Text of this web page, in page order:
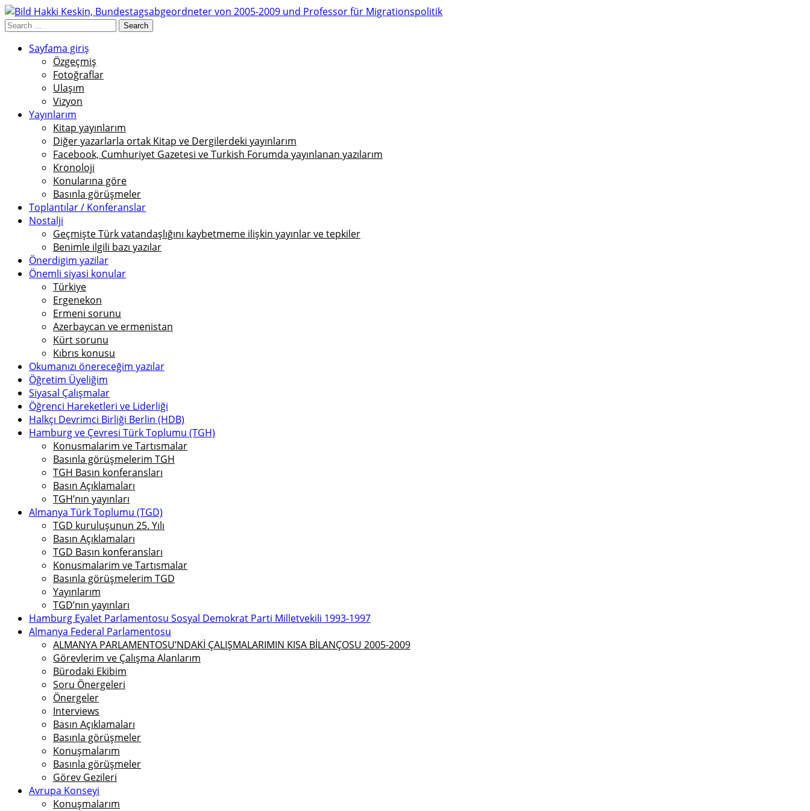
Sayfama giriş
Özgeçmiş
Fotoğraflar
Ulaşım
Vizyon
Yayınlarım
Kitap yayınlarım
Diğer yazarlarla ortak Kitap ve Dergilerdeki yayınlarım
Facebook, Cumhuriyet Gazetesi ve Turkish Forumda yayınlanan yazılarım
Kronoloji
Konularına göre
Basınla görüşmeler
Toplantılar / Konferanslar
Nostalji
Geçmişte Türk vatandaşlığını kaybetmeme ilişkin yayınlar ve tepkiler
Benimle ilgili bazı yazılar
Önerdigim yazilar
Önemli siyasi konular
Türkiye
Ergenekon
Ermeni sorunu
Azerbaycan ve ermenistan
Kürt sorunu
Kıbrıs konusu
Okumanızı önereceğim yazılar
Öğretim Üyeliğim
Siyasal Çalışmalar
Öğrenci Hareketleri ve Liderliği
Halkçı Devrimci Birliği Berlin (HDB)
Hamburg ve Çevresi Türk Toplumu (TGH)
Konusmalarim ve Tartısmalar
Basınla görüşmelerim TGH
TGH Basın konferansları
Basın Açıklamaları
TGH’nın yayınları
Almanya Türk Toplumu (TGD)
TGD kuruluşunun 25. Yılı
Basın Açıklamaları
TGD Basın konferansları
Konusmalarim ve Tartısmalar
Basınla görüşmelerim TGD
Yayınlarım
TGD’nın yayınları
Hamburg Eyalet Parlamentosu Sosyal Demokrat Parti Milletvekili 1993-1997
Almanya Federal Parlamentosu
ALMANYA PARLAMENTOSU’NDAKİ ÇALIŞMALARIMIN KISA BİLANÇOSU 2005-2009
Görevlerim ve Çalışma Alanlarım
Bürodaki Ekibim
Soru Önergeleri
Önergeler
Interviews
Basın Açıklamaları
Basınla görüşmeler
Konuşmalarım
Basınla görüşmeler
Görev Gezileri
Avrupa Konseyi
Konuşmalarım